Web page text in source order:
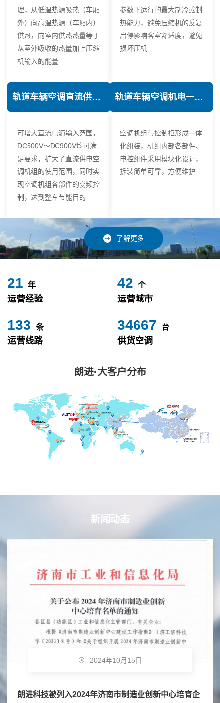
理，从低温热源吸热（车厢
外）向高温热源（车厢内）
供热，向室内供热热量等于
从室外吸收的热量加上压缩
机输入的能量
参数下运行的最大制冷或制
热能力，避免压缩机的反复
启停影响客室舒适度，避免
损坏压机
轨道车辆空调直流供电技术
可增大直流电源输入范围，
DC500V～DC900V均可满
足要求，扩大了直流供电空
调机组的使用范围，同时实
现空调机组各部件的变频控
制，达到整车节能目的
轨道车辆空调机电一体化技术
空调机组与控制柜形成一体
化组装，机组内部各部件、
电控组件采用模块化设计，
拆装简单可靠，方便维护
了解更多
24 年
运营经验
49 个
运营城市
153 条
运营线路
40000 台
供货空调
朗进·大客户分布
新闻动态
2024年10月15日
朗进科技被列入2024年济南市制造业创新中心培育企